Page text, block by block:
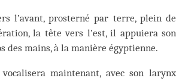
l’avant, prosterné par terre, plein de
la tête vers l’est, il appuiera son
des mains, à la manière égyptienne.
maintenant, avec son larynx